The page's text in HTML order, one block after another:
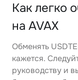
Как легко
на AVAX
Обменять
кажется.
руководству и